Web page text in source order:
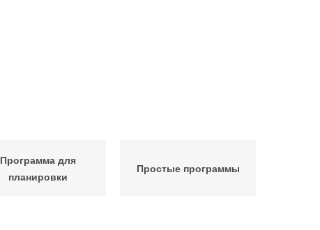
Программа для
планировки
Простые программы